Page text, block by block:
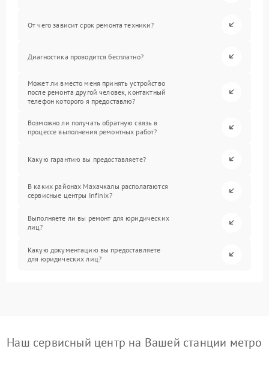
От чего зависит срок ремонта техники?
Диагностика проводится бесплатно?
Может ли вместо меня принять устройство
после ремонта другой человек, контактный
телефон которого я предоставлю?
Возможно ли получать обратную связь в
процессе выполнения ремонтных работ?
Какую гарантию вы предоставляете?
В каких районах Махачкалы располагаются
сервисные центры Infinix?
Выполняете ли вы ремонт для юридических
лиц?
Какую документацию вы предоставляете
для юридических лиц?
Наш сервисный центр на Вашей станции метро